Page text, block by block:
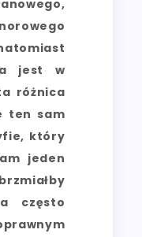
jest w
różnica
ten sam
który
jeden
często